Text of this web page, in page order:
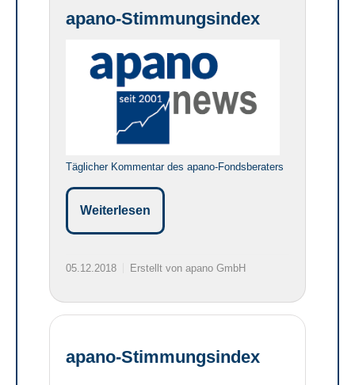
apano-Stimmungsindex
Täglicher Kommentar des apano-Fondsberaters
Weiterlesen
05.12.2018 Erstellt von apano GmbH
apano-Stimmungsindex